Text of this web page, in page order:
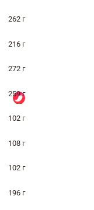
262 г
216 г
272 г
259 г
102 г
108 г
102 г
196 г